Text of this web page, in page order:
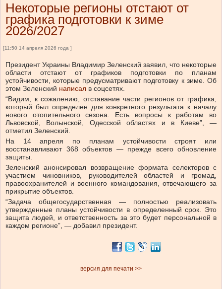
Некоторые регионы отстают от
графика подготовки к зиме
2026/2027
[11:50 14 апреля 2026 года ]
Президент Украины Владимир Зеленский заявил, что некоторые
области отстают от графиков подготовки по планам
устойчивости, которые предусматривают подготовку к зиме. Об
этом Зеленский написал в соцсетях.
“Видим, к сожалению, отставание части регионов от графика,
который был определен для конкретного результата к началу
нового отопительного сезона. Есть вопросы к работам во
Львовской, Волынской, Одесской областях и в Киеве”, —
отметил Зеленский.
На 14 апреля по планам устойчивости строят или
восстанавливают 368 объектов — прежде всего обновление
защиты.
Зеленский анонсировал возвращение формата селекторов с
участием чиновников, руководителей областей и громад,
правоохранителей и военного командования, отвечающего за
прикрытие объектов.
“Задача общегосударственная — полностью реализовать
утвержденные планы устойчивости в определенный срок. Это
защита людей, и ответственность за это будет персональной в
каждом регионе”, — добавил президент.
версия для печати >>